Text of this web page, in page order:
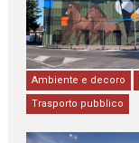
Ambiente e decoro
Trasporto pubblico